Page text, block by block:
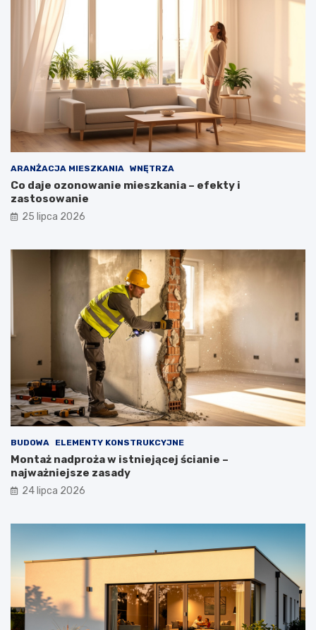
ARANŻACJA MIESZKANIA WNĘTRZA
Co daje ozonowanie mieszkania – efekty i
zastosowanie
25 lipca 2026
BUDOWA ELEMENTY KONSTRUKCYJNE
Montaż nadproża w istniejącej ścianie –
najważniejsze zasady
24 lipca 2026